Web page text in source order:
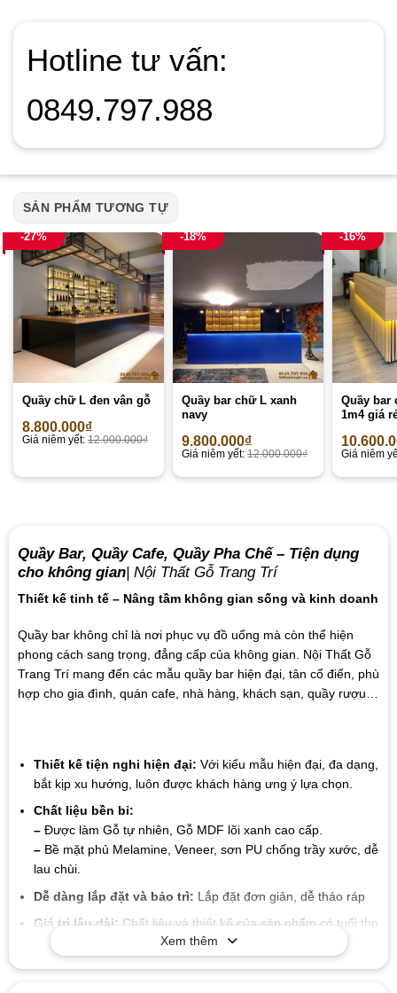
Hotline tư vấn:
0849.797.988
SẢN PHẨM TƯƠNG TỰ
-27%
Quầy chữ L đen vân gỗ
8.800.000₫
Giá niêm yết: 12.000.000₫
-18%
Quầy bar chữ L xanh
navy
9.800.000₫
Giá niêm yết: 12.000.000₫
-16%
Quầy bar
1m4 giá
Giá niêm
Quầy Bar, Quầy Cafe, Quầy Pha Chế – Tiện dụng
cho không gian| Nội Thất Gỗ Trang Trí
Thiết kế tinh tế – Nâng tầm không gian sống và kinh doanh
Quầy bar không chỉ là nơi phục vụ đồ uống mà còn thể hiện
phong cách sang trọng, đẳng cấp của không gian. Nội Thất Gỗ
Trang Trí mang đến các mẫu quầy bar hiện đại, tân cổ điển, phù
hợp cho gia đình, quán cafe, nhà hàng, khách sạn, quầy rượu…
Thiết kế tiện nghi hiện đại: Với kiểu mẫu hiện đại, đa dạng,
bắt kịp xu hướng, luôn được khách hàng ưng ý lựa chọn.
Chất liệu bền bỉ:
–Được làm Gỗ tự nhiên, Gỗ MDF lõi xanh cao cấp.
–Bề mặt phủ Melamine, Veneer, sơn PU chống trầy xước, dễ
lau chùi.
Dễ dàng lắp đặt và bảo trì: Lắp đặt đơn giản, dễ tháo ráp
Giá trị lâu dài: Chất liệu và thiết kế của sản phẩm có tuổi thọ
cao, giúp bạn tiết kiệm chi phí trong suốt quá trình sử dụng
mà không cần lo lắng về sự hao mòn hay hư hỏng.
Xem thêm